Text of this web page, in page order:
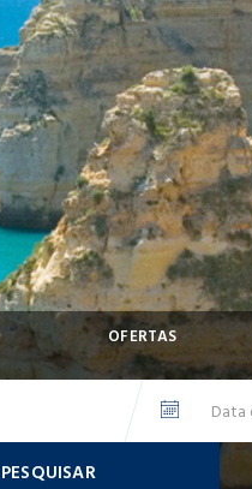
OFERTAS
PESQUISAR